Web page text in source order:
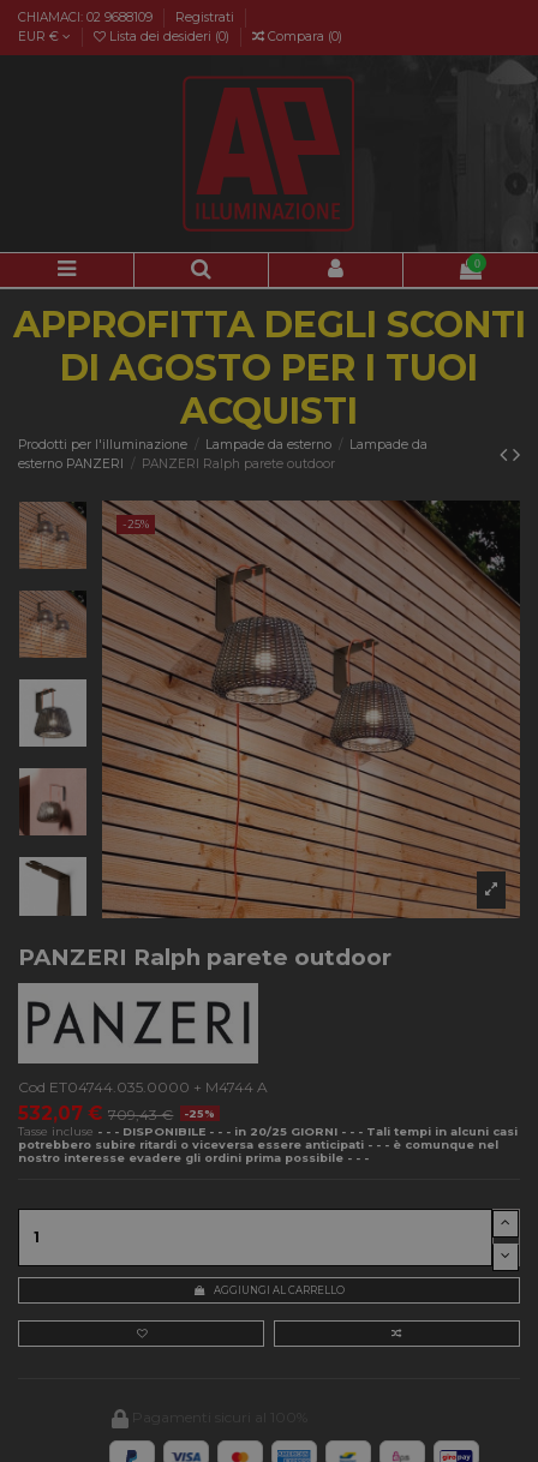
CHIAMACI: 02 9688109
Registrati
EUR €
Lista dei desideri (0) Compara (0)
0
APPROFITTA DEGLI SCONTI
DI AGOSTO PER I TUOI
ACQUISTI
Prodotti per l'illuminazione Lampade da esterno
Lampade da
esterno PANZERI
PANZERI Ralph parete outdoor
-25%
PANZERI Ralph parete outdoor
Cod ET04744.035.0000 + M4744 A
532,07 € 709,43 €
-25%
Tasse incluse - - - DISPONIBILE - - - in 20/25 GIORNI - - - Tali tempi in alcuni casi
potrebbero subire ritardi o viceversa essere anticipati - - - è comunque nel
nostro interesse evadere gli ordini prima possibile - - -
AGGIUNGI AL CARRELLO